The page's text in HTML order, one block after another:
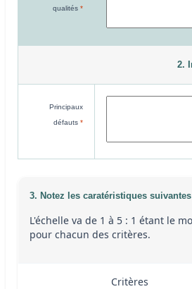
qualités *
2.
Principaux
défauts *
3. Notez les caratéristiques
L'échelle va de 1 à 5 : 1 étant le
pour chacun des critères.
Critères